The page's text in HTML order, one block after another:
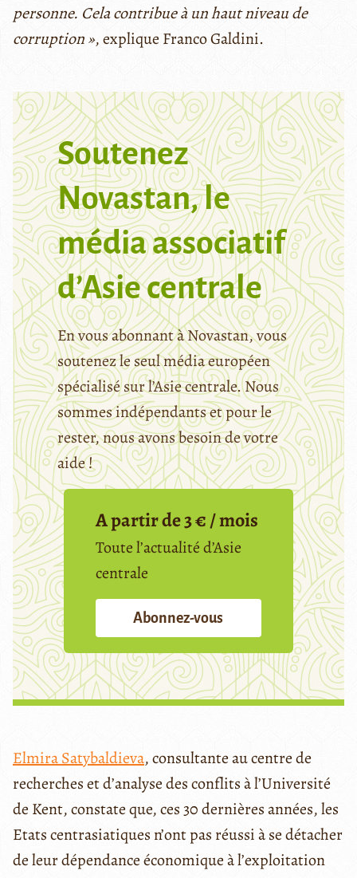
personne. Cela contribue à un haut niveau de
corruption », explique Franco Galdini.
Soutenez
Novastan, le
média associatif
d’Asie centrale
En vous abonnant à Novastan, vous
soutenez le seul média européen
spécialisé sur l’Asie centrale. Nous
sommes indépendants et pour le
rester, nous avons besoin de votre
aide !
A partir de 3 € / mois
Toute l’actualité d’Asie
centrale
Abonnez-vous
Elmira Satybaldieva, consultante au centre de
recherches et d’analyse des conflits à l’Université
de Kent, constate que, ces 30 dernières années, les
Etats centrasiatiques n’ont pas réussi à se détacher
de leur dépendance économique à l’exploitation